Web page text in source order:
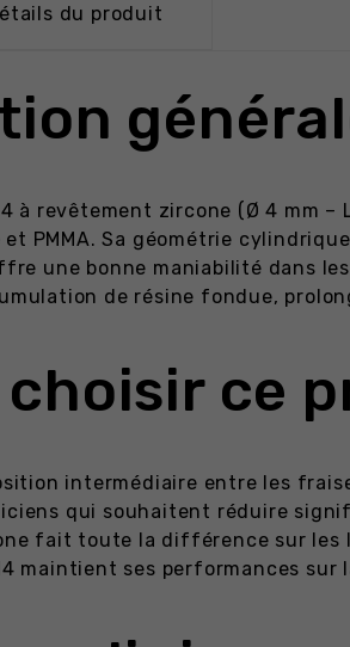
du produit
à revêtement zircone (Ø 4 mm
PMMA. Sa géométrie
une bonne maniabilité dans
de résine fondue,
ce
intermédiaire entre les
qui souhaitent réduire
fait toute la différence sur les
maintient ses performances sur